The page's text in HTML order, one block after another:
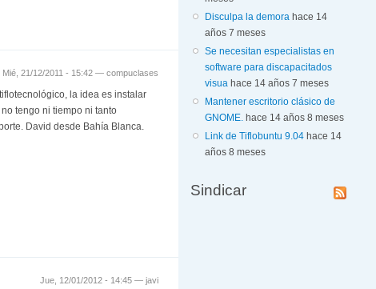
Mié, 21/12/2011 - 15:42 — compuclases
la idea es instalar
tengo ni tiempo ni tanto
David desde Bahía Blanca.
Jue, 12/01/2012 - 14:45 — javi
Disculpa la demora hace 14
años 7 meses
Se necesitan especialistas en
software para discapacitados
visua hace 14 años 7 meses
Mantener escritorio clásico de
GNOME. hace 14 años 8 meses
Link de Tiflobuntu 9.04 hace 14
años 8 meses
Sindicar